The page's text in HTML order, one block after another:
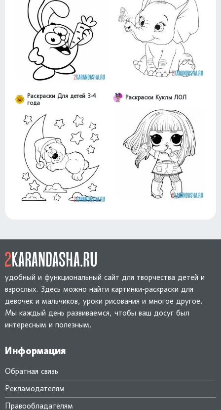
Раскраски Для детей 3-4
года
Раскраски Куклы ЛОЛ
удобный и функциональный сайт для творчества детей и
взрослых. Здесь можно найти картинки-раскраски для
девочек и мальчиков, уроки рисования и многое другое.
Мы каждый день развиваемся, чтобы ваш досуг был
интересным и полезным.
Информация
Обратная связь
Рекламодателям
Правообладателям